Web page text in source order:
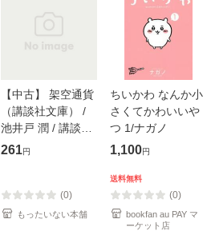
【中古】 架空通貨
（講談社文庫） /
池井戸 潤 / 講談社
[文庫]【メール便送
261円
(0)
もったいない本舗
ちいかわ なんか小
さくてかわいいや
つ 1/ナガノ
1,100円
送料無料
(0)
bookfan au PAY マ
ーケット店